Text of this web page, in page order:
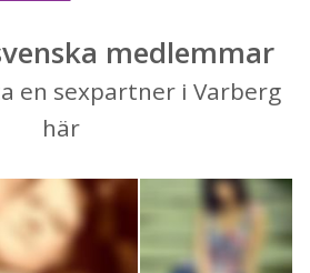
medlemmar
en sexpartner i Varberg
här